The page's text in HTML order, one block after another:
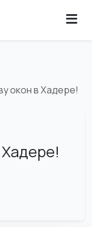
окон в Хадере!